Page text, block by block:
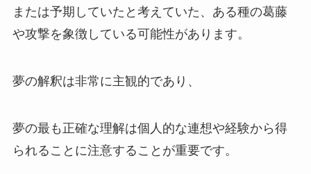
または予期していたと考えていた、ある種の葛藤
や攻撃を象徴している可能性があります。
夢の解釈は非常に主観的であり、
夢の最も正確な理解は個人的な連想や経験から得
られることに注意することが重要です。